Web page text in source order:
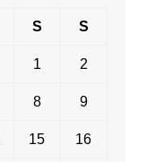
S S
1 2
8 9
15 16